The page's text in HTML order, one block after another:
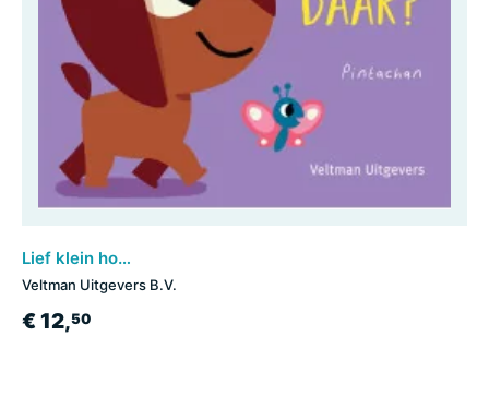
Lief klein hondje, wat zie je daar?
Veltman Uitgevers B.V.
€ 12,50